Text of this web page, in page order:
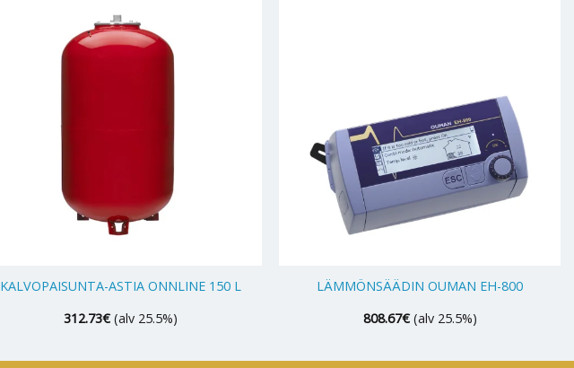
KALVOPAISUNTA-ASTIA ONNLINE 150 L
312.73€ (alv 25.5%)
LÄMMÖNSÄÄDIN OUMAN EH-800
808.67€ (alv 25.5%)